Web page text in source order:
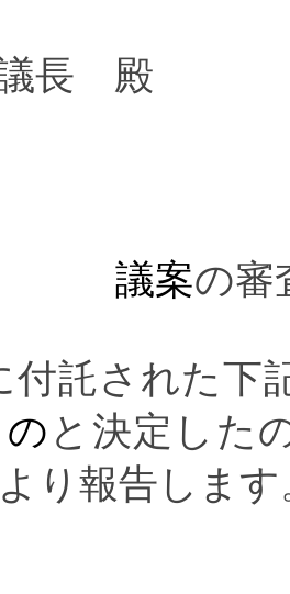
議長 殿
議案の審
付託された下
と決定した
り報告します